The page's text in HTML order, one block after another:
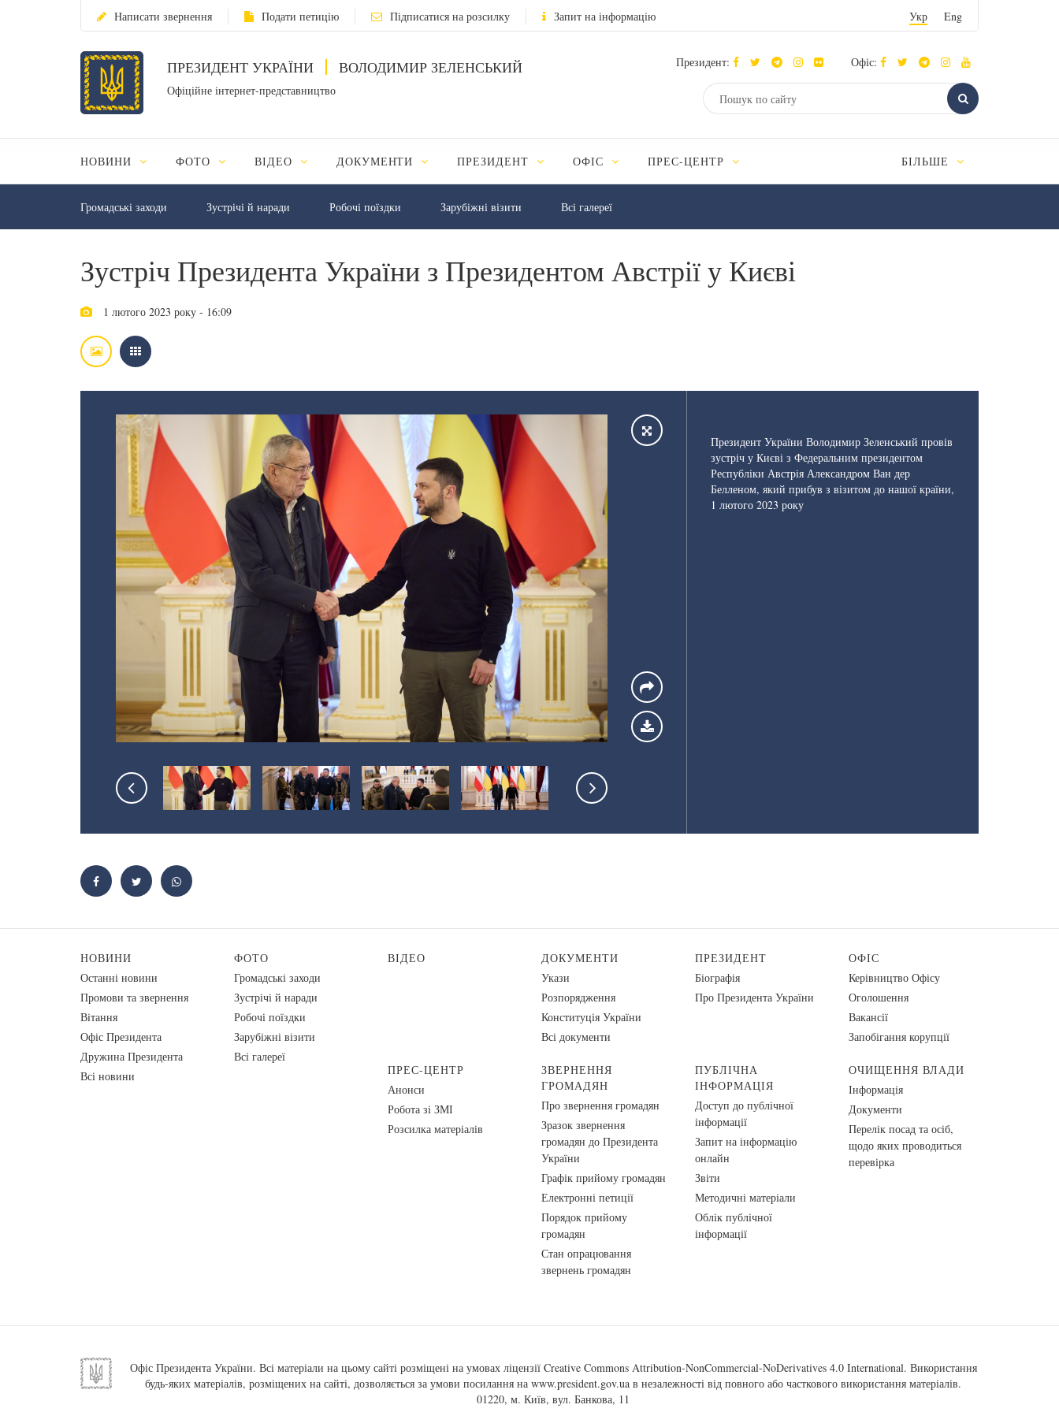
Написати звернення Подати петицію Підписатися на розсилку Запит на інформацію Укр Eng
ПРЕЗИДЕНТ УКРАЇНИ ВОЛОДИМИР ЗЕЛЕНСЬКИЙ
Офіційне інтернет-представництво
Президент: Офіс:
НОВИНИ ФОТО ВІДЕО ДОКУМЕНТИ ПРЕЗИДЕНТ ОФІС ПРЕС-ЦЕНТР БІЛЬШЕ
Громадські заходи Зустрічі й наради Робочі поїздки Зарубіжні візити Всі галереї
Зустріч Президента України з Президентом Австрії у Києві
1 лютого 2023 року - 16:09
Президент України Володимир Зеленський провів
зустріч у Києві з Федеральним президентом
Республіки Австрія Александром Ван дер
Белленом, який прибув з візитом до нашої країни,
1 лютого 2023 року
НОВИНИ
Останні новини
Промови та звернення
Вiтання
Офіс Президента
Дружина Президента
Всі новини
ФОТО
Громадські заходи
Зустрічі й наради
Робочі поїздки
Зарубіжні візити
Всі галереї
ВІДЕО
ДОКУМЕНТИ
Укази
Розпорядження
Конституція України
Всі документи
ПРЕЗИДЕНТ
Біографія
Про Президента України
ОФІС
Керівництво Офісу
Оголошення
Вакансії
Запобігання корупції
ПРЕС-ЦЕНТР
Анонси
Робота зі ЗМІ
Розсилка матеріалів
ЗВЕРНЕННЯ
ГРОМАДЯН
Про звернення громадян
Зразок звернення
громадян до Президента
України
Графік прийому громадян
Електронні петиції
Порядок прийому
громадян
Стан опрацювання
звернень громадян
ПУБЛІЧНА
ІНФОРМАЦІЯ
Доступ до публічної
інформації
Запит на інформацію
онлайн
Звіти
Методичні матеріали
Облік публічної
інформації
ОЧИЩЕННЯ ВЛАДИ
Інформація
Документи
Перелік посад та осіб,
щодо яких проводиться
перевірка
Офіс Президента України. Всі матеріали на цьому сайті розміщені на умовах ліцензії Creative Commons Attribution-NonCommercial-NoDerivatives 4.0 International. Використання
будь-яких матеріалів, розміщених на сайті, дозволяється за умови посилання на www.president.gov.ua в незалежності від повного або часткового використання матеріалів.
01220, м. Київ, вул. Банкова, 11